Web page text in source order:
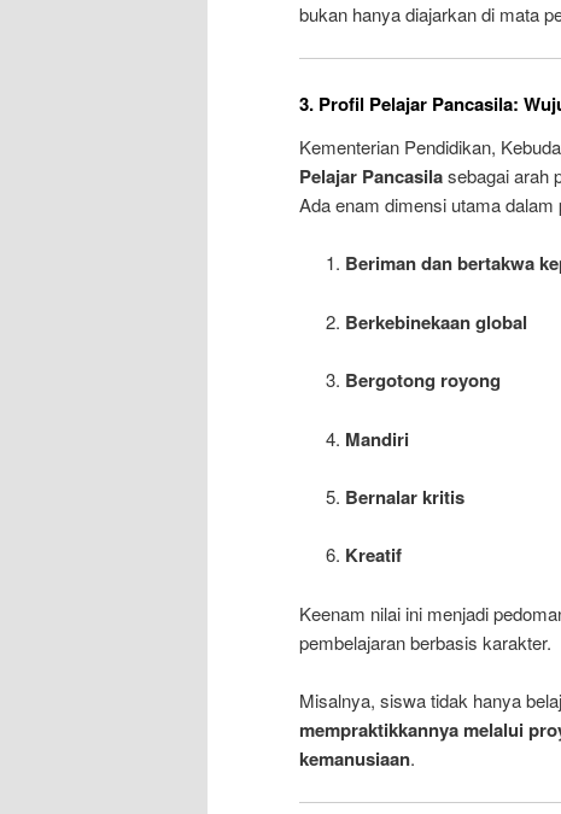
bukan hanya diajarkan di mata
3. Profil Pelajar Pancasila:
Kementerian Pendidikan,
Pelajar Pancasilasebagai arah
Ada enam dimensi utama dalam
Beriman dan bertakwa
Berkebinekaan global
Bergotong royong
Mandiri
Bernalar kritis
Kreatif
Keenam nilai ini menjadi
pembelajaran berbasis karakter.
Misalnya, siswa tidak hanya
mempraktikkannya melalui
kemanusiaan.